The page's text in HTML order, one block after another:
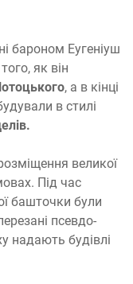
бароном Еугеніуш
як він
, а в кінці
в стилі
великої
Під час
башточки були
псевдо-
надають будівлі